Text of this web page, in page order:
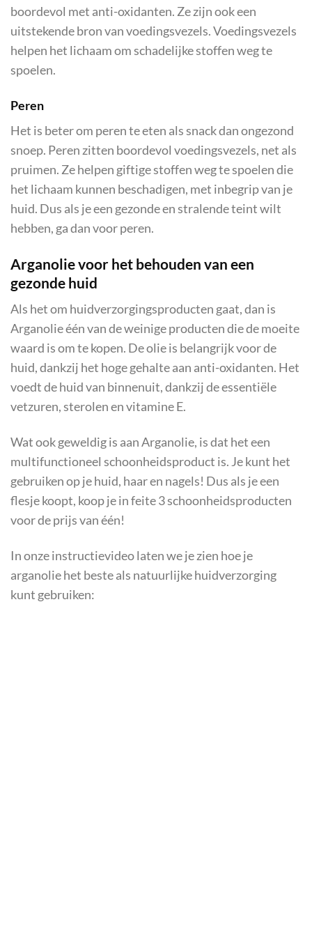
boordevol met anti-oxidanten. Ze zijn ook een
uitstekende bron van voedingsvezels. Voedingsvezels
helpen het lichaam om schadelijke stoffen weg te
spoelen.
Peren
Het is beter om peren te eten als snack dan ongezond
snoep. Peren zitten boordevol voedingsvezels, net als
pruimen. Ze helpen giftige stoffen weg te spoelen die
het lichaam kunnen beschadigen, met inbegrip van je
huid. Dus als je een gezonde en stralende teint wilt
hebben, ga dan voor peren.
Arganolie voor het behouden van een
gezonde huid
Als het om huidverzorgingsproducten gaat, dan is
Arganolie één van de weinige producten die de moeite
waard is om te kopen. De olie is belangrijk voor de
huid, dankzij het hoge gehalte aan anti-oxidanten. Het
voedt de huid van binnenuit, dankzij de essentiële
vetzuren, sterolen en vitamine E.
Wat ook geweldig is aan Arganolie, is dat het een
multifunctioneel schoonheidsproduct is. Je kunt het
gebruiken op je huid, haar en nagels! Dus als je een
flesje koopt, koop je in feite 3 schoonheidsproducten
voor de prijs van één!
In onze instructievideo laten we je zien hoe je
arganolie het beste als natuurlijke huidverzorging
kunt gebruiken: